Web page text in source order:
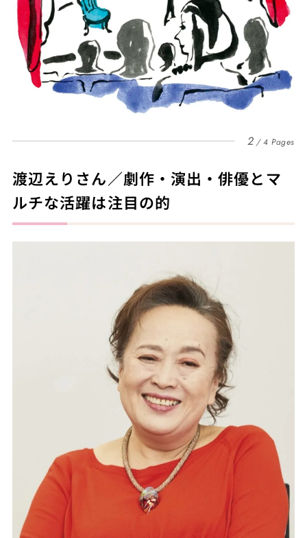
2 4 Pages
渡辺えりさん／劇作・演出・俳優とマ
ルチな活躍は注目の的